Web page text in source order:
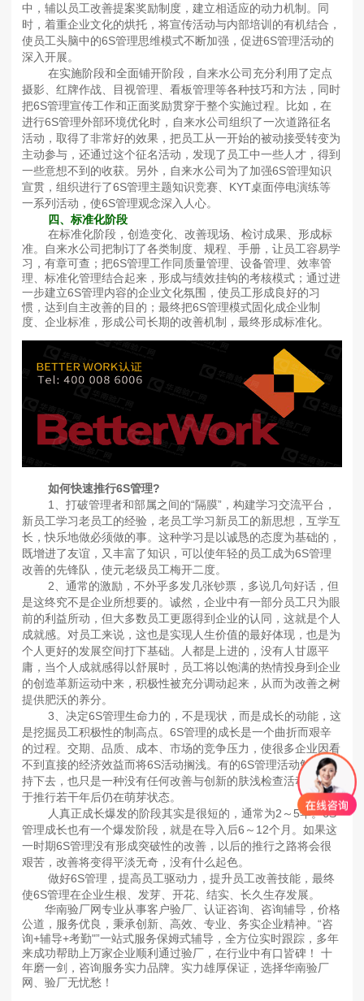
中，辅以员工改善提案奖励制度，建立相适应的动力机制。同
时，着重企业文化的烘托，将宣传活动与内部培训的有机结合，
使员工头脑中的6S管理思维模式不断加强，促进6S管理活动的
深入开展。
在实施阶段和全面铺开阶段，自来水公司充分利用了定点
摄影、红牌作战、目视管理、看板管理等各种技巧和方法，同时
把6S管理宣传工作和正面奖励贯穿于整个实施过程。比如，在
进行6S管理外部环境优化时，自来水公司组织了一次道路征名
活动，取得了非常好的效果，把员工从一开始的被动接受转变为
主动参与，还通过这个征名活动，发现了员工中一些人才，得到
一些意想不到的收获。另外，自来水公司为了加强6S管理知识
宣贯，组织进行了6S管理主题知识竞赛、KYT桌面停电演练等
一系列活动，使6S管理观念深入人心。
四、标准化阶段
在标准化阶段，创造变化、改善现场、检讨成果、形成标
准。自来水公司把制订了各类制度、规程、手册，让员工容易学
习，有章可查；把6S管理工作同质量管理、设备管理、效率管
理、标准化管理结合起来，形成与绩效挂钩的考核模式；通过进
一步建立6S管理内容的企业文化氛围，使员工形成良好的习
惯，达到自主改善的目的；最终把6S管理模式固化成企业制
度、企业标准，形成公司长期的改善机制，最终形成标准化。
如何快速推行6S管理?
1、打破管理者和部属之间的“隔膜”，构建学习交流平台，
新员工学习老员工的经验，老员工学习新员工的新思想，互学互
长，快乐地做必须做的事。这种学习是以诚恳的态度为基础的，
既增进了友谊，又丰富了知识，可以使年轻的员工成为6S管理
改善的先锋队，使元老级员工梅开二度。
2、通常的激励，不外乎多发几张钞票，多说几句好话，但
是这终究不是企业所想要的。诚然，企业中有一部分员工只为眼
前的利益所动，但大多数员工更愿得到企业的认同，这就是个人
成就感。对员工来说，这也是实现人生价值的最好体现，也是为
个人更好的发展空间打下基础。人都是上进的，没有人甘愿平
庸，当个人成就感得以舒展时，员工将以饱满的热情投身到企业
的创造革新运动中来，积极性被充分调动起来，从而为改善之树
提供肥沃的养分。
3、决定6S管理生命力的，不是现状，而是成长的动能，这
是挖掘员工积极性的制高点。6S管理的成长是一个曲折而艰辛
的过程。交期、品质、成本、市场的竞争压力，使很多企业因看
不到直接的经济效益而将6S活动搁浅。有的6S管理活动勉强维
持下去，也只是一种没有任何改善与创新的肤浅检查活动，以至
于推行若干年后仍在萌芽状态。
人真正成长爆发的阶段其实是很短的，通常为2～5年。6S
管理成长也有一个爆发阶段，就是在导入后6～12个月。如果这
一时期6S管理没有形成突破性的改善，以后的推行之路将会很
艰苦，改善将变得平淡无奇，没有什么起色。
做好6S管理，提高员工驱动力，提升员工改善技能，最终
使6S管理在企业生根、发芽、开花、结实、长久生存发展。
华南验厂网专业从事客户验厂、认证咨询、咨询辅导，价格
公道，服务优良，秉承创新、高效、专业、务实企业精神。“咨
询+辅导+考勤"”一站式服务保姆式辅导，全方位实时跟踪，多年
来成功帮助上万家企业顺利通过验厂，在行业中有口皆碑！ 十
年磨一剑，咨询服务实力品牌。实力雄厚保证，选择华南验厂
网、验厂无忧愁！